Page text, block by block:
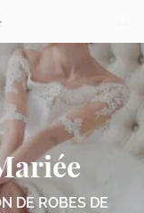
DE ROBES DE